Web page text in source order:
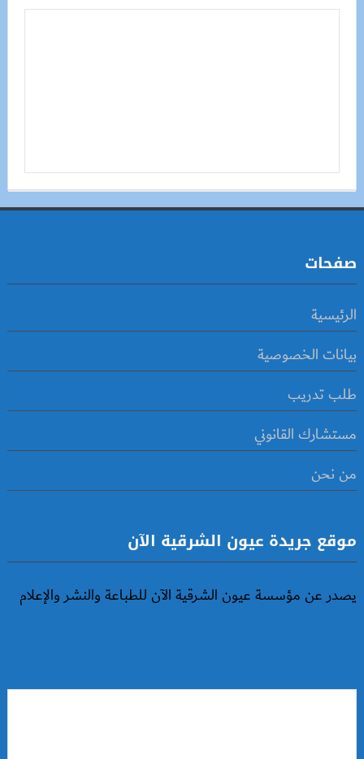
صفحات
الرئيسية
بيانات الخصوصية
طلب تدريب
مستشارك القانوني
من نحن
موقع جريدة عيون الشرقية الآن
يصدر عن مؤسسة عيون الشرقية الآن للطباعة والنشر والإعلام